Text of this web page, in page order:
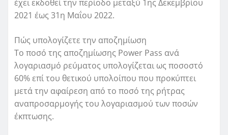
έχει εκδοθεί την περίοδο μεταξύ 1ης Δεκεμβρίου
2021 έως 31η Μαΐου 2022.
Πώς υπολογίζετε την αποζημίωση
Το ποσό της αποζημίωσης Power Pass ανά
λογαριασμό ρεύματος υπολογίζεται ως ποσοστό
60% επί του θετικού υπολοίπου που προκύπτει
μετά την αφαίρεση από το ποσό της ρήτρας
αναπροσαρμογής του λογαριασμού των ποσών
έκπτωσης.